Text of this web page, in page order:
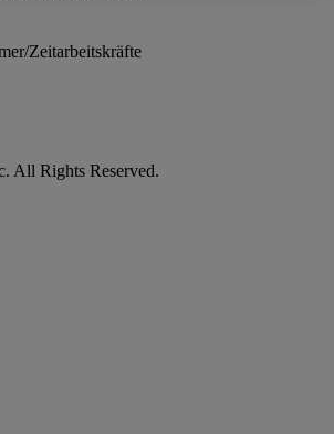
Zeitarbeitskräfte